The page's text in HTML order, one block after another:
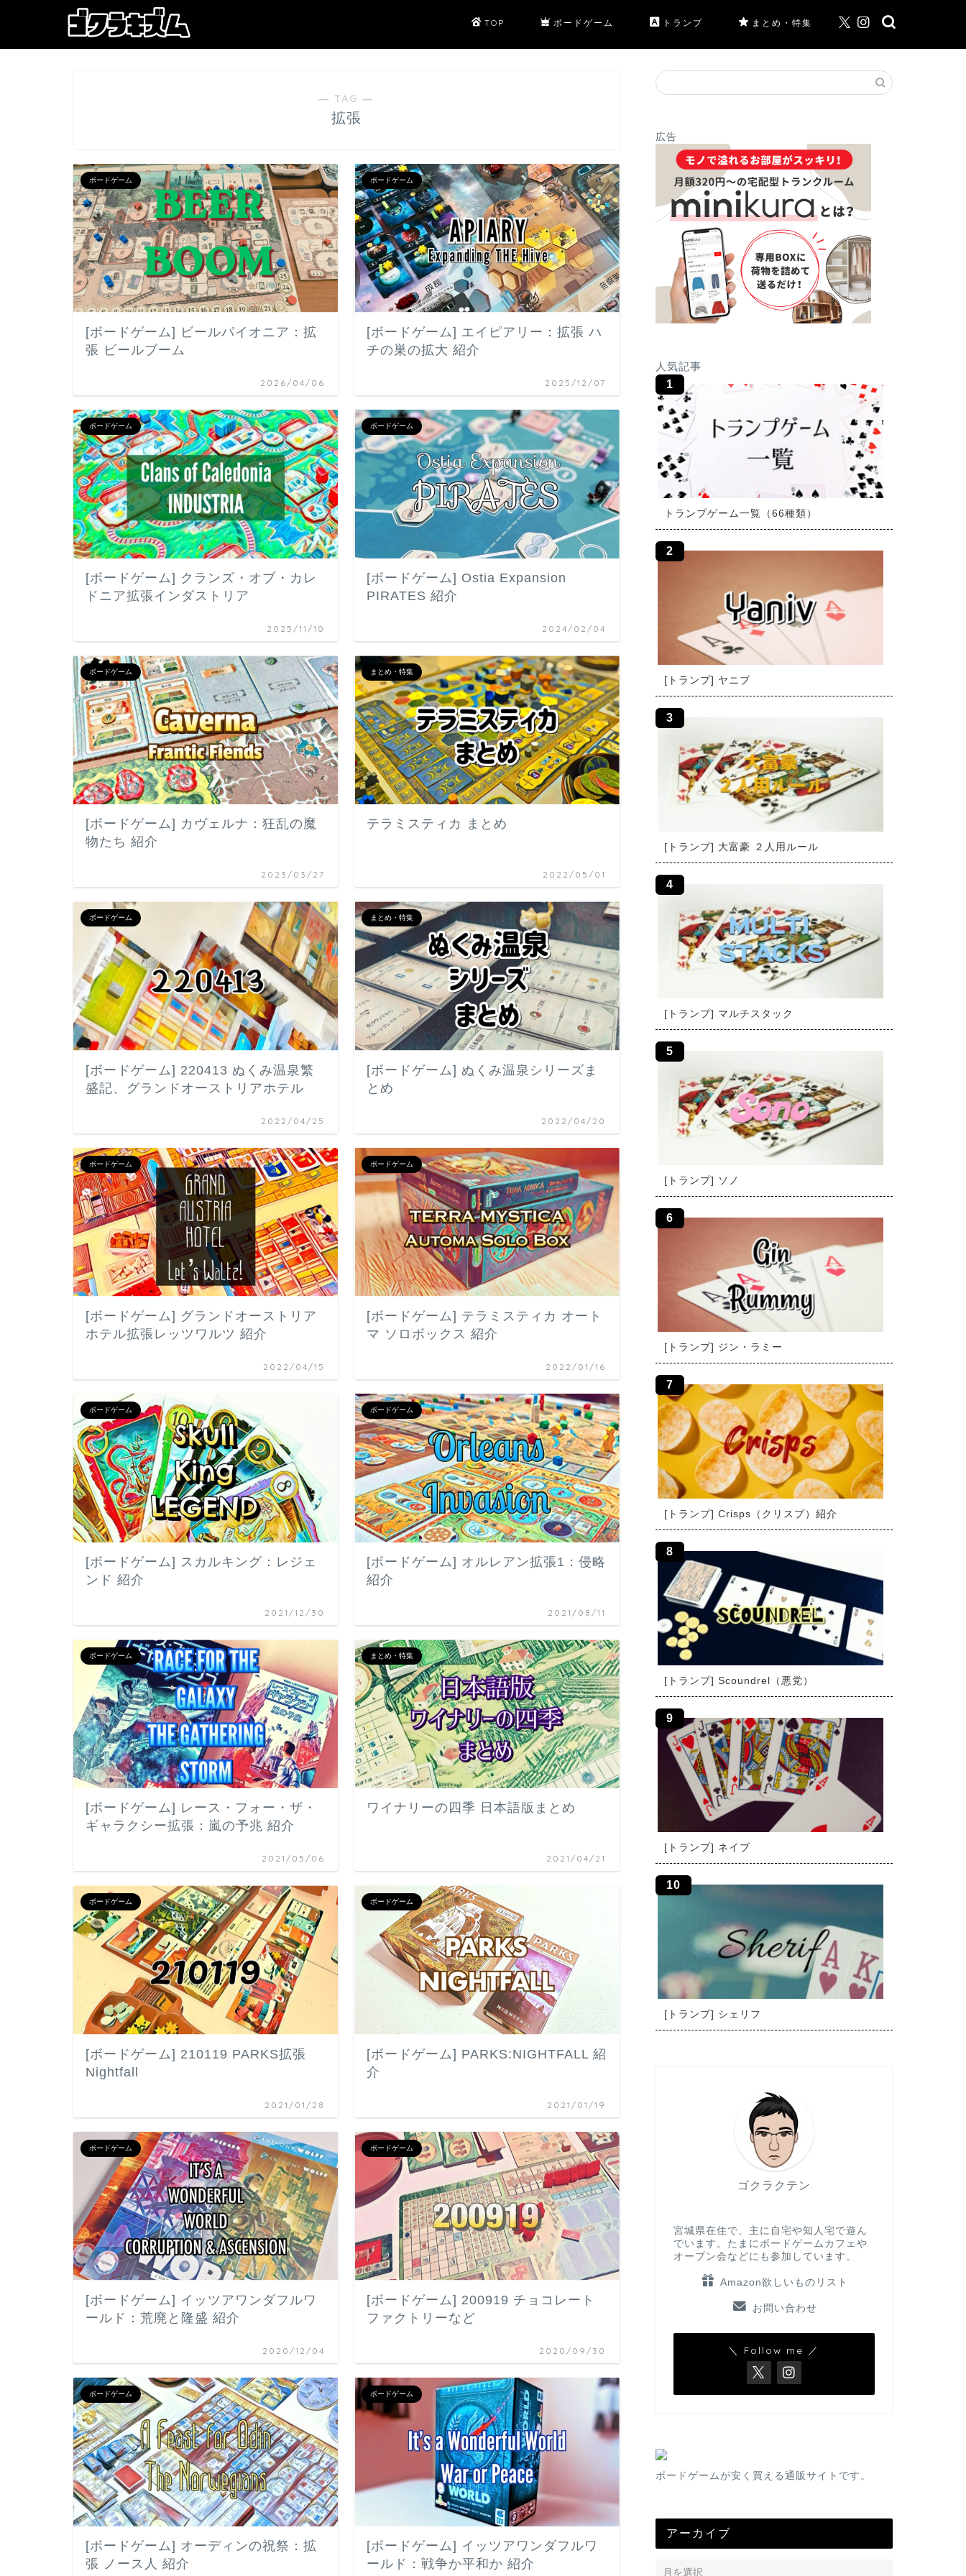
TOP ボードゲーム トランプ まとめ・特集
― TAG ―
拡張
ボードゲーム
[ボードゲーム] ビールパイオニア：拡
張 ビールブーム
2026/04/06
ボードゲーム
[ボードゲーム] エイピアリー：拡張 ハ
チの巣の拡大 紹介
2025/12/07
ボードゲーム
[ボードゲーム] クランズ・オブ・カレ
ドニア拡張インダストリア
2025/11/10
ボードゲーム
[ボードゲーム] Ostia Expansion
PIRATES 紹介
2024/02/04
ボードゲーム
[ボードゲーム] カヴェルナ：狂乱の魔
物たち 紹介
2023/03/27
まとめ・特集
テラミスティカ まとめ
2022/05/01
ボードゲーム
[ボードゲーム] 220413 ぬくみ温泉繁
盛記、グランドオーストリアホテル
2022/04/25
まとめ・特集
[ボードゲーム] ぬくみ温泉シリーズま
とめ
2022/04/20
ボードゲーム
[ボードゲーム] グランドオーストリア
ホテル拡張レッツワルツ 紹介
2022/04/15
ボードゲーム
[ボードゲーム] テラミスティカ オート
マ ソロボックス 紹介
2022/01/16
ボードゲーム
[ボードゲーム] スカルキング：レジェ
ンド 紹介
2021/12/30
ボードゲーム
[ボードゲーム] オルレアン拡張1：侵略
紹介
2021/08/11
ボードゲーム
[ボードゲーム] レース・フォー・ザ・
ギャラクシー拡張：嵐の予兆 紹介
2021/05/06
まとめ・特集
ワイナリーの四季 日本語版まとめ
2021/04/21
ボードゲーム
[ボードゲーム] 210119 PARKS拡張
Nightfall
2021/01/28
ボードゲーム
[ボードゲーム] PARKS:NIGHTFALL 紹
介
2021/01/19
ボードゲーム
[ボードゲーム] イッツアワンダフルワ
ールド：荒廃と隆盛 紹介
2020/12/04
ボードゲーム
[ボードゲーム] 200919 チョコレート
ファクトリーなど
2020/09/30
ボードゲーム
[ボードゲーム] オーディンの祝祭：拡
張 ノース人 紹介
ボードゲーム
[ボードゲーム] イッツアワンダフルワ
ールド：戦争か平和か 紹介
広告
人気記事
トランプゲーム一覧（66種類）
[トランプ] ヤニブ
[トランプ] 大富豪 ２人用ルール
[トランプ] マルチスタック
[トランプ] ソノ
[トランプ] ジン・ラミー
[トランプ] Crisps（クリスプ）紹介
[トランプ] Scoundrel（悪党）
[トランプ] ネイブ
[トランプ] シェリフ
ゴクラクテン
宮城県在住で、主に自宅や知人宅で遊ん
でいます。たまにボードゲームカフェや
オープン会などにも参加しています。
Amazon欲しいものリスト
お問い合わせ
＼ Follow me ／
ボードゲームが安く買える通販サイトです。
アーカイブ